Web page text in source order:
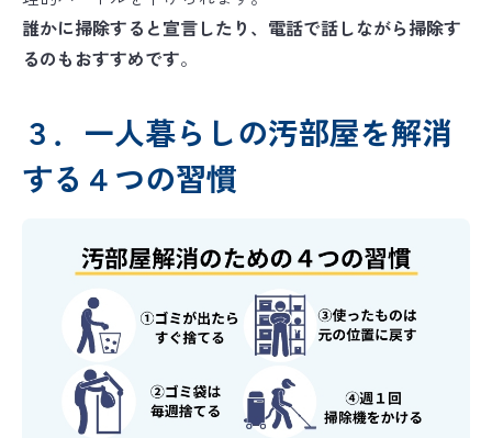
誰かに掃除すると宣言したり、電話で話しながら掃除す
るのもおすすめです。
３．一人暮らしの汚部屋を解消
する４つの習慣